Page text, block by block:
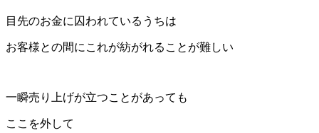
目先のお金に囚われているうちは
お客様との間にこれが紡がれることが難しい
一瞬売り上げが立つことがあっても
ここを外して